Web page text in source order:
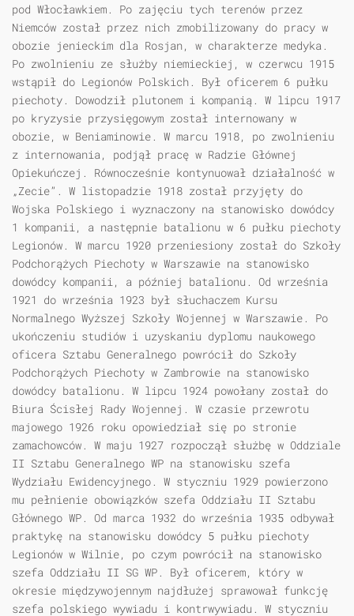
pod Włocławkiem. Po zajęciu tych terenów przez
Niemców został przez nich zmobilizowany do pracy w
obozie jenieckim dla Rosjan, w charakterze medyka.
Po zwolnieniu ze służby niemieckiej, w czerwcu 1915
wstąpił do Legionów Polskich. Był oficerem 6 pułku
piechoty. Dowodził plutonem i kompanią. W lipcu 1917
po kryzysie przysięgowym został internowany w
obozie, w Beniaminowie. W marcu 1918, po zwolnieniu
z internowania, podjął pracę w Radzie Głównej
Opiekuńczej. Równocześnie kontynuował działalność w
„Zecie”. W listopadzie 1918 został przyjęty do
Wojska Polskiego i wyznaczony na stanowisko dowódcy
1 kompanii, a następnie batalionu w 6 pułku piechoty
Legionów. W marcu 1920 przeniesiony został do Szkoły
Podchorążych Piechoty w Warszawie na stanowisko
dowódcy kompanii, a później batalionu. Od września
1921 do września 1923 był słuchaczem Kursu
Normalnego Wyższej Szkoły Wojennej w Warszawie. Po
ukończeniu studiów i uzyskaniu dyplomu naukowego
oficera Sztabu Generalnego powrócił do Szkoły
Podchorążych Piechoty w Zambrowie na stanowisko
dowódcy batalionu. W lipcu 1924 powołany został do
Biura Ścisłej Rady Wojennej. W czasie przewrotu
majowego 1926 roku opowiedział się po stronie
zamachowców. W maju 1927 rozpoczął służbę w Oddziale
II Sztabu Generalnego WP na stanowisku szefa
Wydziału Ewidencyjnego. W styczniu 1929 powierzono
mu pełnienie obowiązków szefa Oddziału II Sztabu
Głównego WP. Od marca 1932 do września 1935 odbywał
praktykę na stanowisku dowódcy 5 pułku piechoty
Legionów w Wilnie, po czym powrócił na stanowisko
szefa Oddziału II SG WP. Był oficerem, który w
okresie międzywojennym najdłużej sprawował funkcję
szefa polskiego wywiadu i kontrwywiadu. W styczniu